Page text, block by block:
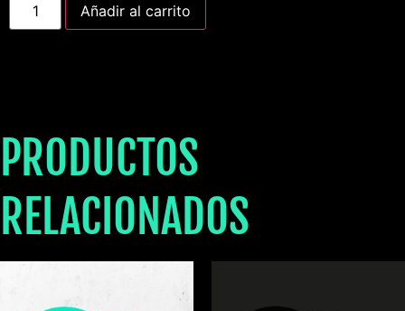
Añadir al carrito
PRODUCTOS
RELACIONADOS